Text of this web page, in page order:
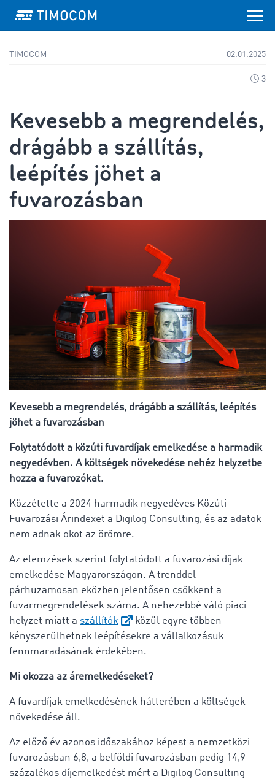
TIMOCOM 02.01.2025
3
Kevesebb a megrendelés,
drágább a szállítás,
leépítés jöhet a
fuvarozásban
Kevesebb a megrendelés, drágább a szállítás, leépítés
jöhet a fuvarozásban
Folytatódott a közúti fuvardíjak emelkedése a harmadik
negyedévben. A költségek növekedése nehéz helyzetbe
hozza a fuvarozókat.
Közzétette a 2024 harmadik negyedéves Közúti
Fuvarozási Árindexet a Digilog Consulting, és az adatok
nem adnak okot az örömre.
Az elemzések szerint folytatódott a fuvarozási díjak
emelkedése Magyarországon. A trenddel
párhuzamosan eközben jelentősen csökkent a
fuvarmegrendelések száma. A nehezebbé váló piaci
helyzet miatt a szállítók
közül egyre többen
kényszerülhetnek leépítésekre a vállalkozásuk
fennmaradásának érdekében.
Mi okozza az áremelkedéseket?
A fuvardíjak emelkedésének hátterében a költségek
növekedése áll.
Az előző év azonos időszakához képest a nemzetközi
fuvarozásban 6,8, a belföldi fuvarozásban pedig 14,9
százalékos díjemelkedést mért a Digilog Consulting